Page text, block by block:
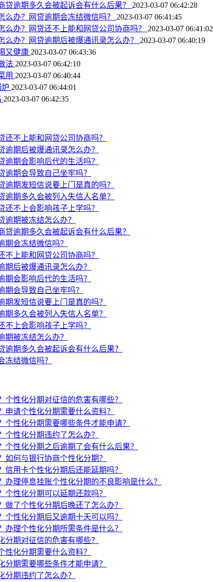
逾期多久会被起诉会有什么后果？ 2023-03-07 06:42:28
么办？网贷逾期会冻结微信吗？ 2023-03-07 06:41:45
办？网贷还不上能和网贷公司协商吗？ 2023-03-07 06:41:02
办？网贷逾期后被爆通讯录怎么办？ 2023-03-07 06:40:19
又健康 2023-03-07 06:43:36
法 2023-03-07 06:42:10
用 2023-03-07 06:40:44
2023-03-07 06:44:01
2023-03-07 06:42:35
不上能和网贷公司协商吗？
期后被爆通讯录怎么办？
期会影响后代的生活吗？
期会导致自己坐牢吗？
期发短信说要上门是真的吗？
期多久会被列入失信人名单？
不上会影响孩子上学吗？
期被冻结怎么办？
逾期多久会被起诉会有什么后果？
期会冻结微信吗？
上能和网贷公司协商吗？
后被爆通讯录怎么办？
会影响后代的生活吗？
会导致自己坐牢吗？
发短信说要上门是真的吗？
多久会被列入失信人名单？
上会影响孩子上学吗？
期被冻结怎么办？
期多久会被起诉会有什么后果？
冻结微信吗？
性化分期对征信的危害有哪些？
请个性化分期需要什么资料？
性化分期需要哪些条件才能申请？
性化分期违约了怎么办？
性化分期之后逾期了会有什么后果？
何与银行协商个性化分期？
用卡个性化分期后还能延期吗？
理停息挂账个性化分期的不良影响是什么？
性化分期可以延期还款吗？
了个性化分期后晚还了怎么办？
性化分期后又逾期十天可以吗？
理个性化分期所需条件是什么？
期对征信的危害有哪些？
化分期需要什么资料？
期需要哪些条件才能申请？
期违约了怎么办？